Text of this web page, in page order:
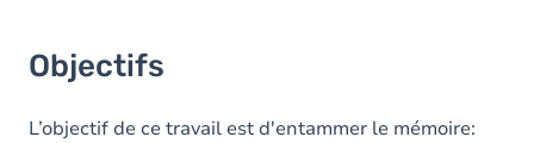
Objectifs
L’objectif de ce travail est d'entammer le mémoire: